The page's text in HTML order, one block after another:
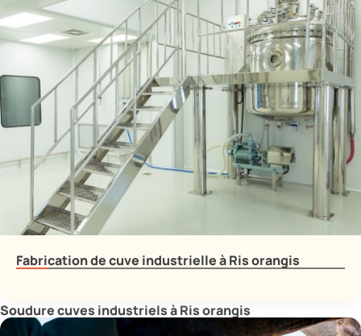
Fabrication de cuve industrielle à Ris orangis
Soudure cuves industriels à Ris orangis